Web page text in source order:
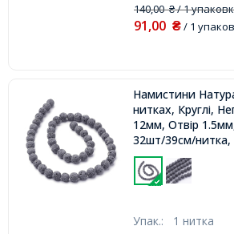
140,00₴/ 1
91,00 ₴/ 1
Намистини
нитках, Круглі,
12мм, Отвір
32шт/39см/нитка,
Упак.: 1 нитка